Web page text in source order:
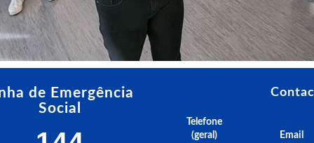
de Emergência
Social
Telefone
(geral)
Email